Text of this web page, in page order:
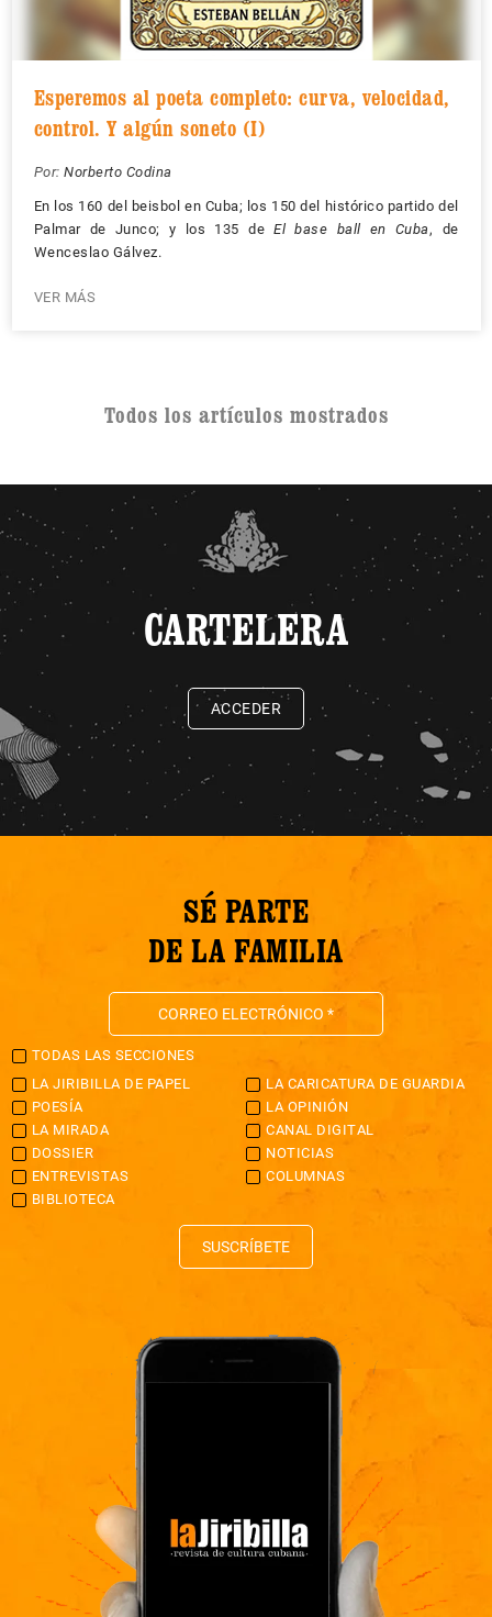
Esperemos al poeta completo: curva, velocidad,
control. Y algún soneto (I)
Por: Norberto Codina
En los 160 del beisbol en Cuba; los 150 del histórico partido del
Palmar de Junco; y los 135 deEl base ball en Cuba, de
Wenceslao Gálvez.
VER MÁS
Todos los artículos mostrados
CARTELERA
ACCEDER
SÉ PARTE
DE LA FAMILIA
TODAS LAS SECCIONES
LA JIRIBILLA DE PAPEL
LA CARICATURA DE GUARDIA
POESÍA
LA OPINIÓN
LA MIRADA
CANAL DIGITAL
DOSSIER
NOTICIAS
ENTREVISTAS
COLUMNAS
BIBLIOTECA
SUSCRÍBETE